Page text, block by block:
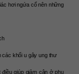
hơi ngứa cổ nên những
các khối u gây ung thư
giúp giảm cân ở phụ